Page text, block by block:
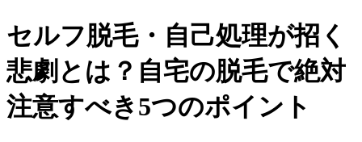
セルフ脱毛・自己処理が招く
悲劇とは？自宅の脱毛で絶対
注意すべき5つのポイント